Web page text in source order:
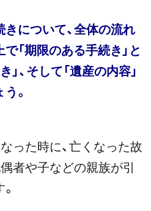
について、全体の流れ
「期限のある手続き」と
、そして「遺産の内容」
。
った時に、亡くなった故
偶者や子などの親族が引